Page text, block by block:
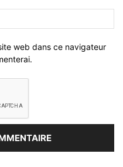
web dans ce navigateur